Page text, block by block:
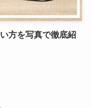
方を写真で徹底紹